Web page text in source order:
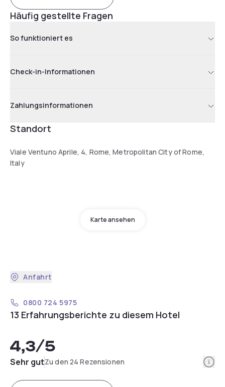
Häufig gestellte Fragen
So funktioniert es
Check-in-Informationen
Zahlungsinformationen
Standort
Viale Ventuno Aprile, 4, Rome, Metropolitan City of Rome,
Italy
Karte ansehen
Anfahrt
0800 724 5975
13 Erfahrungsberichte zu diesem Hotel
4,3/5
Sehr gutZu den 24 Rezensionen